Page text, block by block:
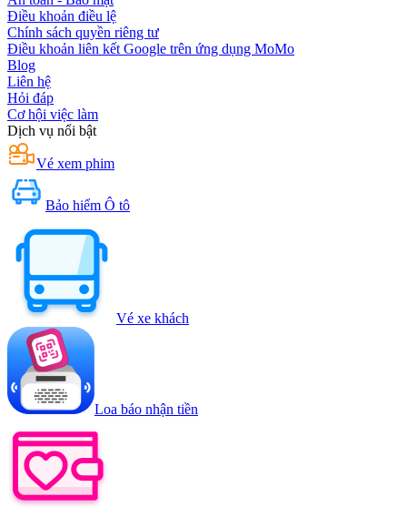
Điều khoản điều lệ
Chính sách quyền riêng tư
Điều khoản liên kết Google trên ứng dụng MoMo
Blog
Liên hệ
Hỏi đáp
Cơ hội việc làm
Dịch vụ nổi bật
Vé xem phim
Bảo hiểm Ô tô
Vé xe khách
Loa báo nhận tiền